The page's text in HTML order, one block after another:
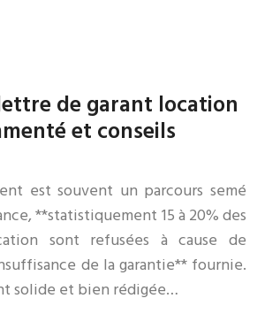
de garant location
et conseils
est souvent un parcours semé
**statistiquement 15 à 20% des
sont refusées à cause de
de la garantie** fournie.
solide et bien rédigée…